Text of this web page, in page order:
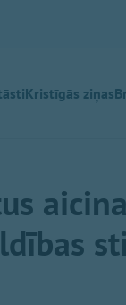
Kristīgās ziņas